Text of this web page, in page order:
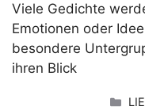
Viele Gedichte
Emotionen oder
besondere
ihren Blick